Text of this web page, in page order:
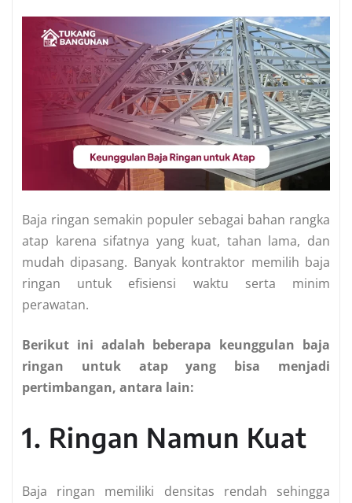
Baja ringan semakin populer sebagai bahan rangka
atap karena sifatnya yang kuat, tahan lama, dan
mudah dipasang. Banyak kontraktor memilih baja
ringan untuk efisiensi waktu serta minim
perawatan.
Berikut ini adalah beberapa keunggulan baja
ringan untuk atap yang bisa menjadi
pertimbangan, antara lain:
1. Ringan Namun Kuat
Baja ringan memiliki densitas rendah sehingga